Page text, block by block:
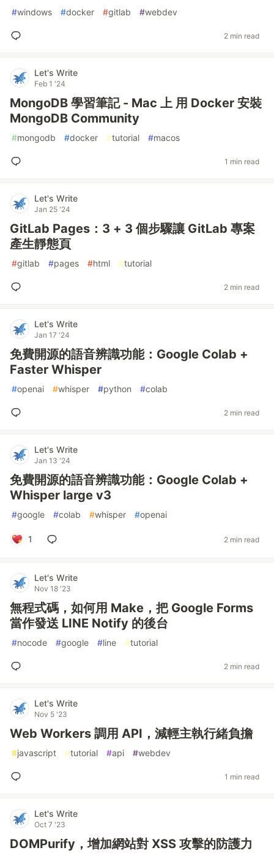
#windows #docker #gitlab #webdev
2 min read
Let's Write
Feb 1 '24
MongoDB 學習筆記 - Mac 上 用 Docker 安裝
MongoDB Community
#mongodb #docker #tutorial #macos
1 min read
Let's Write
Jan 25 '24
GitLab Pages：3 + 3 個步驟讓 GitLab 專案
產生靜態頁
#gitlab #pages #html #tutorial
2 min read
Let's Write
Jan 17 '24
免費開源的語音辨識功能：Google Colab +
Faster Whisper
#openai #whisper #python #colab
2 min read
Let's Write
Jan 13 '24
免費開源的語音辨識功能：Google Colab +
Whisper large v3
#google #colab #whisper #openai
1 2 min read
Let's Write
Nov 18 '23
無程式碼，如何用 Make，把 Google Forms
當作發送 LINE Notify 的後台
#nocode #google #line #tutorial
2 min read
Let's Write
Nov 5 '23
Web Workers 調用 API，減輕主執行緒負擔
#javascript #tutorial #api #webdev
1 min read
Let's Write
Oct 7 '23
DOMPurify，增加網站對 XSS 攻擊的防護力